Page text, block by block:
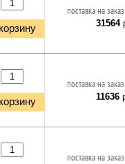
поставка на
31564
поставка на
11636
поставка на